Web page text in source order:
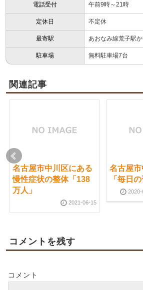
電話受付 午前9時～21時
定休日 不定休
最寄駅 あおなみ線荒子駅
駐車場 無料駐車場7台
関連記事
名古屋市中川区にある
慢性症状の整体「138
万人」
2021-06-15
名古屋
「毎日の
コメントを残す
コメント